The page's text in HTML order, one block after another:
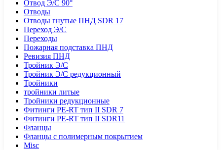
Отвод Э/С 90°
Отводы
Отводы гнутые ПНД SDR 17
Переход Э/С
Переходы
Пожарная подставка ПНД
Ревизия ПНД
Тройник Э/С
Тройник Э/С редукционный
Тройники
тройники литые
Тройники редукционные
Фитинги PE-RT тип II SDR 7
Фитинги PE-RT тип II SDR11
Фланцы
Фланцы с полимерным покрытием
Misc